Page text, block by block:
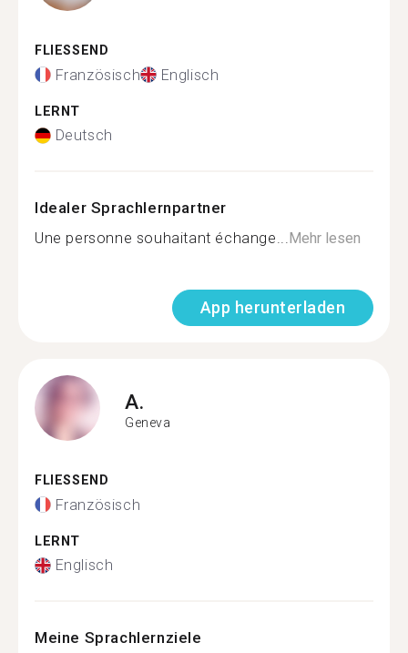
FLIESSEND
Französisch Englisch
LERNT
Deutsch
Idealer Sprachlernpartner
Une personne souhaitant échange...Mehr lesen
App herunterladen
A.
Geneva
FLIESSEND
Französisch
LERNT
Englisch
Meine Sprachlernziele